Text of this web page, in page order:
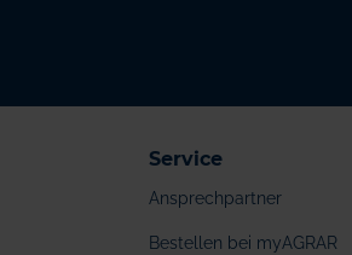
Service
Ansprechpartner
Bestellen bei myAGRAR